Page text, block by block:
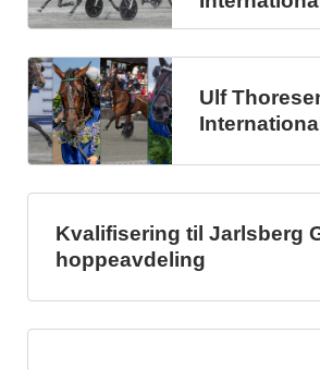
Ulf
Kvalifisering til Jarlsberg
hoppeavdeling